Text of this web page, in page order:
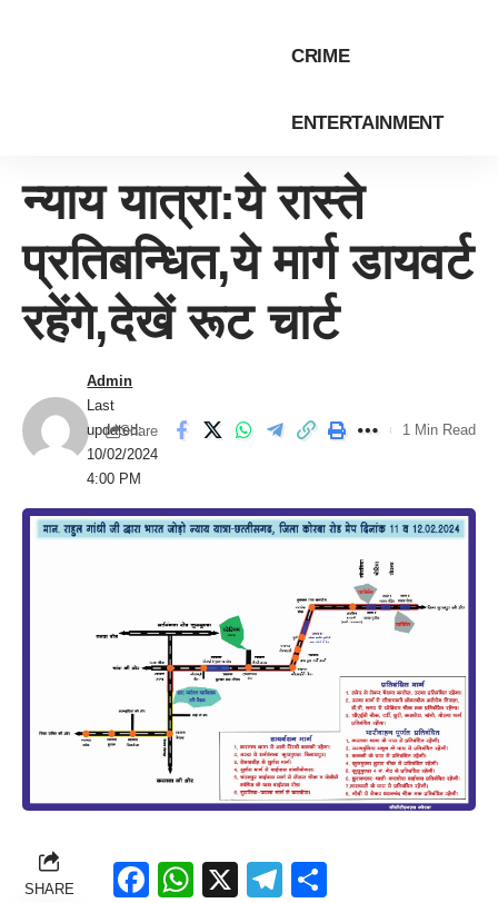
CRIME
ENTERTAINMENT
न्याय यात्रा:ये रास्ते
प्रतिबन्धित,ये मार्ग डायवर्ट
रहेंगे,देखें रूट चार्ट
Last
updated:
10/02/2024
4:00 PM
Admin
Share 1 Min Read
SHARE Facebook
WhatsApp
X Telegram